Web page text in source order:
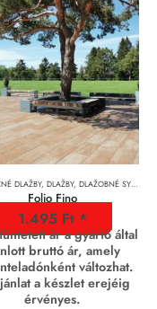
DLAŽBY, DLAŽBY, DLAŽOBNÉ SYSTÉMY A PLATNE
Folio Fino
1.495 Ft
ár a gyártó által
bruttó ár, amely
változhat.
a készlet erejéig
érvényes.